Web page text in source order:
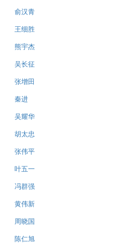
俞汉青
王细胜
熊宇杰
吴长征
张增田
秦进
吴耀华
胡太忠
张伟平
叶五一
冯群强
黄伟新
周晓国
陈仁旭